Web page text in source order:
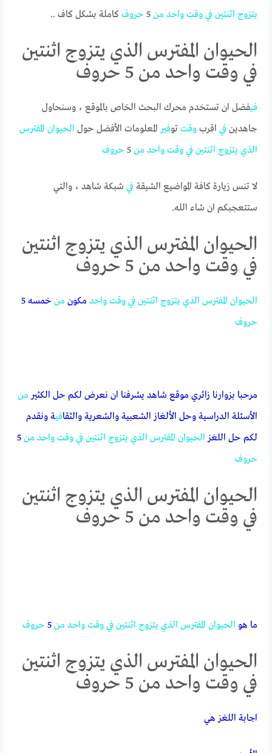
يتزوج اثنتين في وقت واحد من 5 حروف كاملة بشكل كاف ..
الحيوان المفترس الذي يتزوج اثنتين
في وقت واحد من 5 حروف
فيفضل ان تستخدم محرك البحث الخاص بالموقع ، وسنحاول
جاهدينفي اقربوقت توفي ر المعلومات الأفضل حول الحيوان المفترس
الذي يتزوج اثنتين في وقت واحد من 5 حروف
لا تنس زيارة كافة المواضيع الشيقةفي شبكة شاهد ، والتي
ستتعجبكم ان شاء الله.
الحيوان المفترس الذي يتزوج اثنتين
في وقت واحد من 5 حروف
الحيوان المفترس الذي يتزوج اثنتين في وقت واحد مكون من خمسه 5
حروف
مرحبا بزوارنا زائري موقع شاهد يشرفنا ان نعرض لكم حل الكثير من
الأسئلة الدراسية وحل الألغاز الشعبية والشعرية والثقافية ونقدم
لكم حل اللغز الحيوان المفترس الذي يتزوج اثنتين في وقت واحد من 5
حروف
الحيوان المفترس الذي يتزوج اثنتين
في وقت واحد من 5 حروف
ما هو الحيوان المفترس الذي يتزوج اثنتين في وقت واحد من 5 حروف
الحيوان المفترس الذي يتزوج اثنتين
في وقت واحد من 5 حروف
اجابة اللغز هي